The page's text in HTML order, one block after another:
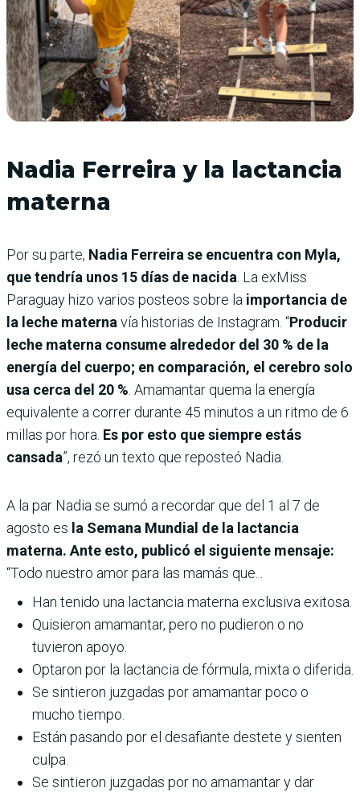
Nadia Ferreira y la lactancia
materna
Por su parte, Nadia Ferreira se encuentra con Myla,
que tendría unos 15 días de nacida. La exMiss
Paraguay hizo varios posteos sobre la importancia de
la leche maternavía historias de Instagram. “Producir
leche materna consume alrededor del 30 % de la
energía del cuerpo; en comparación, el cerebro solo
usa cerca del 20 %. Amamantar quema la energía
equivalente a correr durante 45 minutos a un ritmo de 6
millas por hora. Es por esto que siempre estás
cansada”, rezó un texto que reposteó Nadia.
A la par Nadia se sumó a recordar que del 1 al 7 de
agosto es la Semana Mundial de la lactancia
materna. Ante esto, publicó el siguiente mensaje:
“Todo nuestro amor para las mamás que...
Han tenido una lactancia materna exclusiva exitosa.
Quisieron amamantar, pero no pudieron o no
tuvieron apoyo.
Optaron por la lactancia de fórmula, mixta o diferida.
Se sintieron juzgadas por amamantar poco o
mucho tiempo.
Están pasando por el desafiante destete y sienten
culpa.
Se sintieron juzgadas por no amamantar y dar